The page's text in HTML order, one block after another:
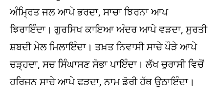
ਅੰਮ੍ਰਿਤ ਜਲ ਆਪੇ ਭਰਦਾ, ਸਾਚਾ ਝਿਰਨਾ ਆਪ
ਝਿਰਾਇੰਦਾ। ਗੁਰਸਿਖ ਕਾਇਆ ਅੰਦਰ ਆਪੇ ਵੜਦਾ, ਸੁਰਤੀ
ਸ਼ਬਦੀ ਮੇਲ ਮਿਲਾਇੰਦਾ। ਤਖ਼ਤ ਨਿਵਾਸੀ ਸਾਚੇ ਪੌੜੇ ਆਪੇ
ਚੜ੍ਹਦਾ, ਸਚ ਸਿੰਘਾਸਣ ਸੋਭਾ ਪਾਇੰਦਾ। ਲੱਖ ਚੁਰਾਸੀ ਵਿਚੋਂ
ਹਰਿਜਨ ਸਾਚੇ ਆਪੇ ਫੜਦਾ, ਨਾਮ ਡੋਰੀ ਹੱਥ ਉਠਾਇੰਦਾ।